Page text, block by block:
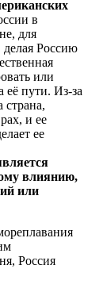
в
для
делая Россию
или
пути. Из-за
страна,
и ее
ее
влиянию,
или
Россия